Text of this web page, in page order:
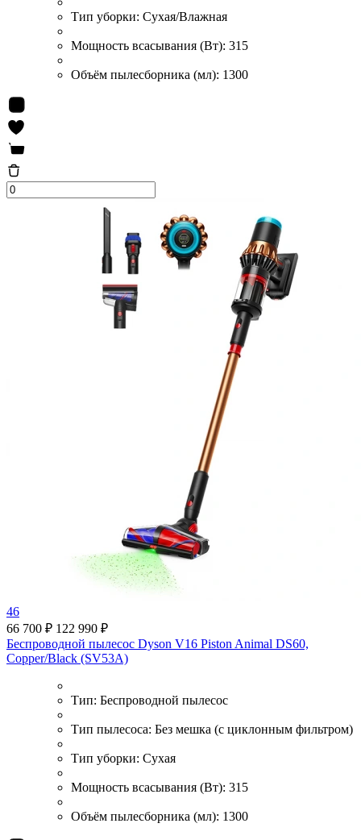
Тип уборки: Сухая/Влажная
Мощность всасывания (Вт): 315
Объём пылесборника (мл): 1300
46
66 700 ₽ 122 990 ₽
Беспроводной пылесос Dyson V16 Piston Animal DS60,
Copper/Black (SV53A)
Тип: Беспроводной пылесос
Тип пылесоса: Без мешка (с циклонным фильтром)
Тип уборки: Сухая
Мощность всасывания (Вт): 315
Объём пылесборника (мл): 1300